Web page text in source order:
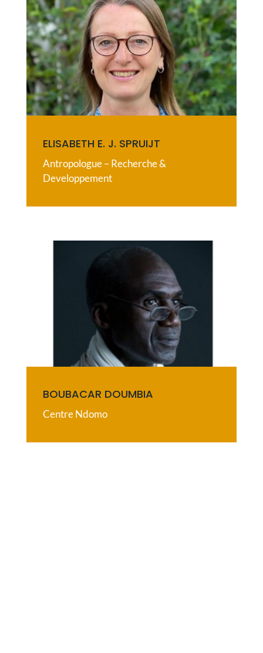
ELISABETH E. J. SPRUIJT
Antropologue – Recherche &
Developpement
BOUBACAR DOUMBIA
Centre Ndomo